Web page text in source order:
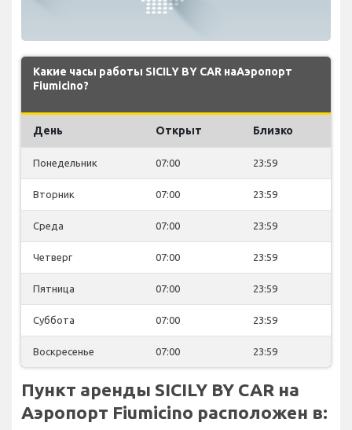
Какие часы работы SICILY BY CAR наАэропорт
Fiumicino?
День Открыт Близко
Понедельник 07:00 23:59
Вторник 07:00 23:59
Среда 07:00 23:59
Четверг 07:00 23:59
Пятница 07:00 23:59
Суббота 07:00 23:59
Воскресенье 07:00 23:59
Пункт аренды SICILY BY CAR на
Аэропорт Fiumicino расположен в: